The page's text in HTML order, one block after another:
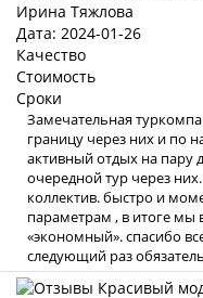
Ирина Тяжлова
Дата: 2024-01-26
Качество
Стоимость
Сроки
Замечательная
границу через них и по
активный отдых на пару
очередной тур через
коллектив. быстро и
параметрам , в итоге
«экономный». спасибо
следующий раз